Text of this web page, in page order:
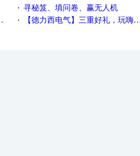
· 寻秘笈、填问卷、赢无人机
· 【德力西电气】三重好礼，玩嗨夏日！